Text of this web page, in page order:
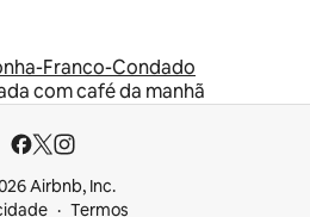
Franco-Condado
com café da manhã
Airbnb, Inc.
Termos